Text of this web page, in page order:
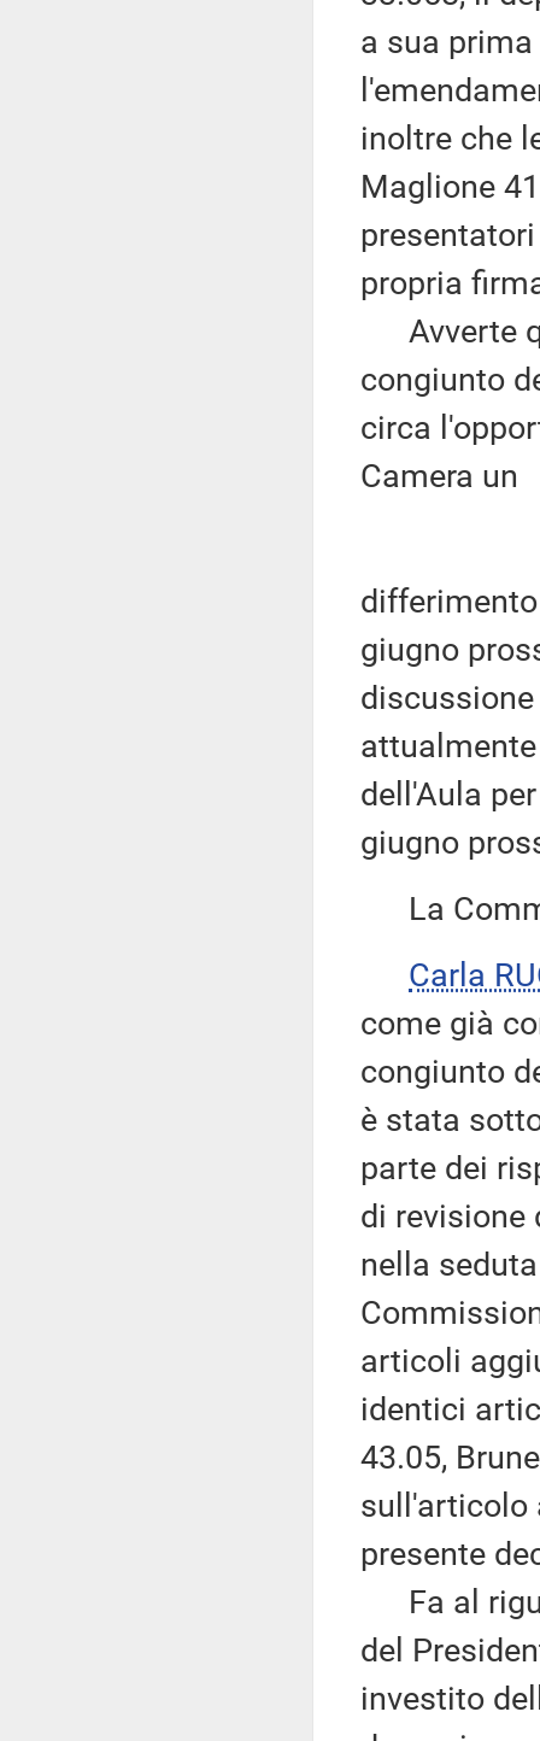
a sua
inoltre che
Maglione
propria
Avverte
congiunto
circa
Camera un
giugno
dell'Aula
giugno
La
Carla
come già
congiunto
è stata
parte dei
di
nella
articoli
identici
43.05,
sull'articolo
presente
Fa al
del
investito